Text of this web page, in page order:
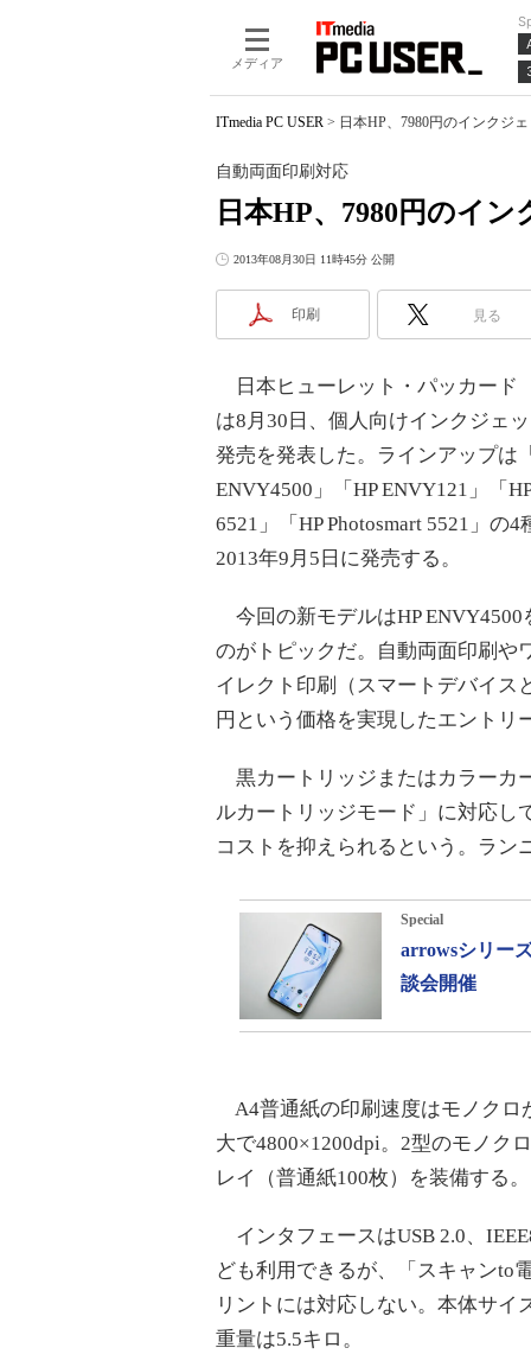
メディア
ITmedia PC USER > 日本HP、7980円のインクジ
日本HP、7980円のイ
自動両面印刷対応
2013年08月30日 11時45分 公開
印刷 見る
日本ヒューレット・パッカード
は8月30日、個人向けインクジェ
発売を発表した。ラインアップは
ENVY4500」「HP ENVY121」「
6521」「HP Photosmart 5521」の4
2013年9月5日に発売する。
今回の新モデルはHP ENVY4500
のがトピックだ。自動両面印刷や
イレクト印刷（スマートデバイス
円という価格を実現したエントリ
黒カートリッジまたはカラーカ
ルカートリッジモード」に対応し
コストを抑えられるという。ラン
Special
arrowsシリー
談会開催
A4普通紙の印刷速度はモノクロ
大で4800×1200dpi。2型のモノク
レイ（普通紙100枚）を装備する。
インタフェースはUSB 2.0、
ども利用できるが、「スキャンto
リントには対応しない。本体サイ
重量は5.5キロ。